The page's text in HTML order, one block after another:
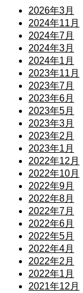
2026年3月
2024年11月
2024年7月
2024年3月
2024年1月
2023年11月
2023年7月
2023年6月
2023年5月
2023年3月
2023年2月
2023年1月
2022年12月
2022年10月
2022年9月
2022年8月
2022年7月
2022年6月
2022年5月
2022年4月
2022年2月
2022年1月
2021年12月